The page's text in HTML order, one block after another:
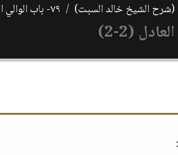
الشيخ خالد السبت) ٧٩- باب الوالي العادل
(2-2)